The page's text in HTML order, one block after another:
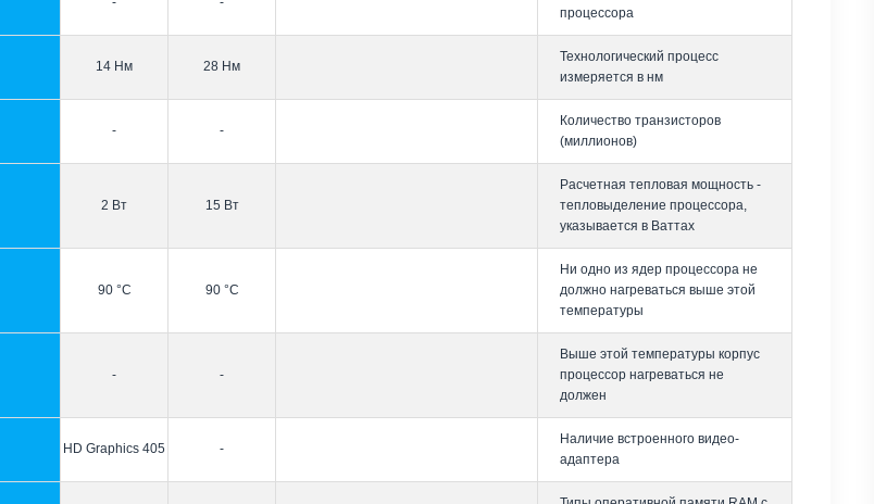
процессора
14 Нм 28 Нм
Технологический процесс
измеряется в нм
- -
Количество транзисторов
(миллионов)
2 Вт 15 Вт
Расчетная тепловая мощность -
тепловыделение процессора,
указывается в Ваттах
90 °C 90 °C
Ни одно из ядер процессора не
должно нагреваться выше этой
температуры
- -
Выше этой температуры корпус
процессор нагреваться не
должен
HD Graphics 405 -
Наличие встроенного видео-
адаптера